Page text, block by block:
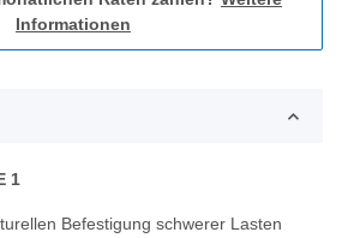
Informationen
1
Befestigung schwerer Lasten